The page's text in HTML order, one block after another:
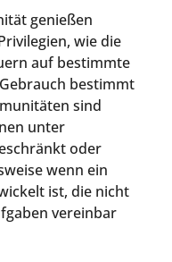
genießen
wie die
auf bestimmte
bestimmt
sind
unter
oder
wenn ein
ist, die nicht
vereinbar